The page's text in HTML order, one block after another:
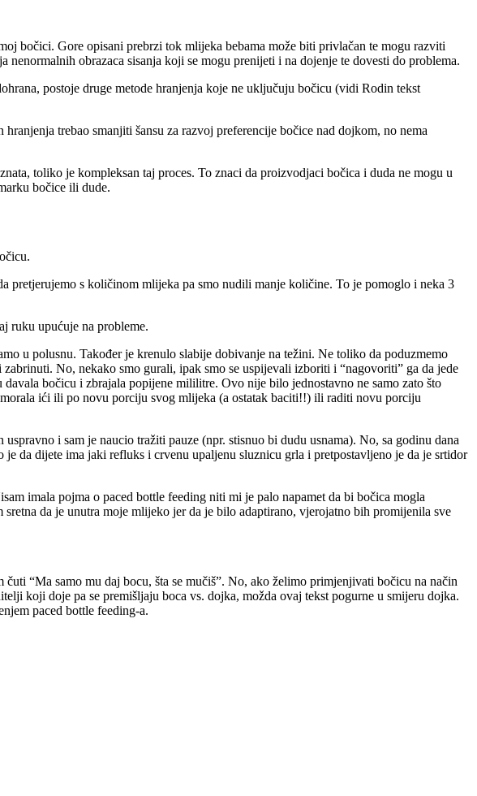
bočici. Gore opisani prebrzi tok mlijeka bebama može biti privlačan te mogu razviti
obrazaca sisanja koji se mogu prenijeti i na dojenje te dovesti do problema.
postoje druge metode hranjenja koje ne uključuju bočicu (vidi Rodin tekst
trebao smanjiti šansu za razvoj preferencije bočice nad dojkom, no nema
toliko je kompleksan taj proces. To znaci da proizvodjaci bočica i duda ne mogu u
bočice ili dude.
pretjerujemo s količinom mlijeka pa smo nudili manje količine. To je pomoglo i neka 3
ruku upućuje na probleme.
u polusnu. Također je krenulo slabije dobivanje na težini. Ne toliko da poduzmemo
No, nekako smo gurali, ipak smo se uspijevali izboriti i “nagovoriti” ga da jede
bočicu i zbrajala popijene mililitre. Ovo nije bilo jednostavno ne samo zato što
ići ili po novu porciju svog mlijeka (a ostatak baciti!!) ili raditi novu porciju
i sam je naucio tražiti pauze (npr. stisnuo bi dudu usnama). No, sa godinu dana
da dijete ima jaki refluks i crvenu upaljenu sluznicu grla i pretpostavljeno je da je srtidor
imala pojma o paced bottle feeding niti mi je palo napamet da bi bočica mogla
da je unutra moje mlijeko jer da je bilo adaptirano, vjerojatno bih promijenila sve
“Ma samo mu daj bocu, šta se mučiš”. No, ako želimo primjenjivati bočicu na način
koji doje pa se premišljaju boca vs. dojka, možda ovaj tekst pogurne u smijeru dojka.
paced bottle feeding-a.